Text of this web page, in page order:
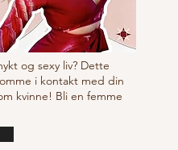
og sexy liv? Dette
i kontakt med din
kvinne! Bli en femme